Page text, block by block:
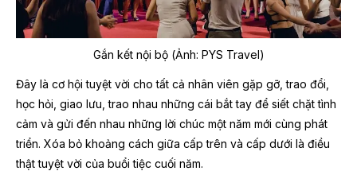
Gắn kết nội bộ (Ảnh: PYS Travel)
Đây là cơ hội tuyệt vời cho tất cả nhân viên gặp gỡ, trao đổi,
học hỏi, giao lưu, trao nhau những cái bắt tay để siết chặt tình
cảm và gửi đến nhau những lời chúc một năm mới cùng phát
triển. Xóa bỏ khoảng cách giữa cấp trên và cấp dưới là điều
thật tuyệt vời của buổi tiệc cuối năm.